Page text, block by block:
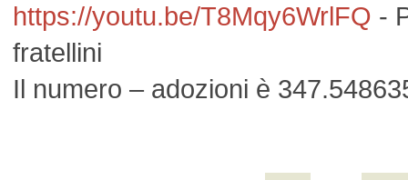
https://youtu.be/T8Mqy6WrlFQ -
fratellini
Il numero – adozioni è